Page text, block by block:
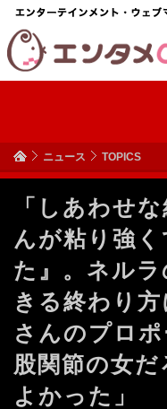
ニュース TOPICS
「しあわせ
んが粘り強
た』。ネル
きる終わり
さんのプロ
股関節の女
よかった」